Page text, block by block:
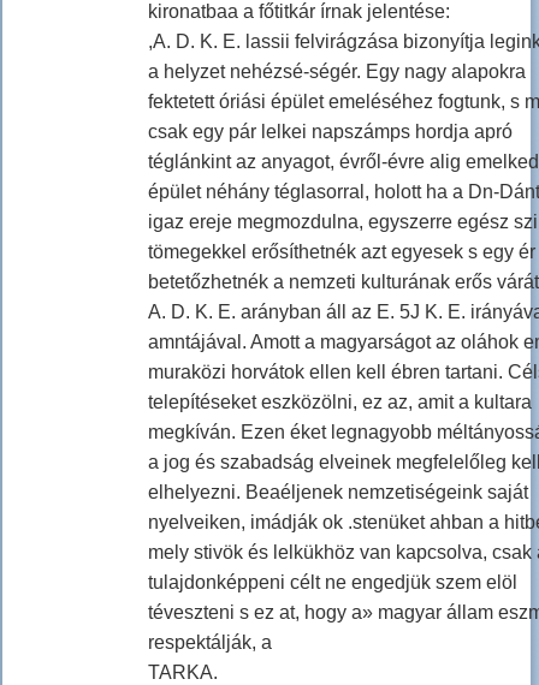
kironatbaa a főtitkár írnak jelentése:
,A. D. K. E. lassii felvirágzása bizonyítja
a helyzet nehézsé-ségér. Egy nagy alapokra
fektetett óriási épület emeléséhez fogtunk, s
csak egy pár lelkei napszámps hordja apró
téglánkint az anyagot, évről-évre alig
épület néhány téglasorral, holott ha a Dn-
igaz ereje megmozdulna, egyszerre egész
tömegekkel erősíthetnék azt egyesek s egy ér
betetőzhetnék a nemzeti kulturának erős
A. D. K. E. arányban áll az E. 5J K. E.
amntájával. Amott a magyarságot az oláhok
muraközi horvátok ellen kell ébren tartani.
telepítéseket eszközölni, ez az, amit a kultara
megkíván. Ezen éket legnagyobb
a jog és szabadság elveinek megfelelőleg
elhelyezni. Beaéljenek nemzetiségeink saját
nyelveiken, imádják ok .stenüket ahban a
mely stivök és lelkükhöz van kapcsolva, csak
tulajdonképpeni célt ne engedjük szem elöl
téveszteni s ez at, hogy a» magyar állam
respektálják, a
TARKA.